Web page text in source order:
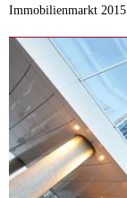
Immobilienmarkt 2015